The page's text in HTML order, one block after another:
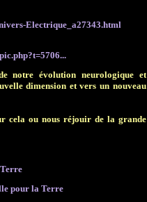
Electrique_a27343.html
notre évolution neurologique et
dimension et vers un nouveau
cela ou nous réjouir de la grande
pour la Terre